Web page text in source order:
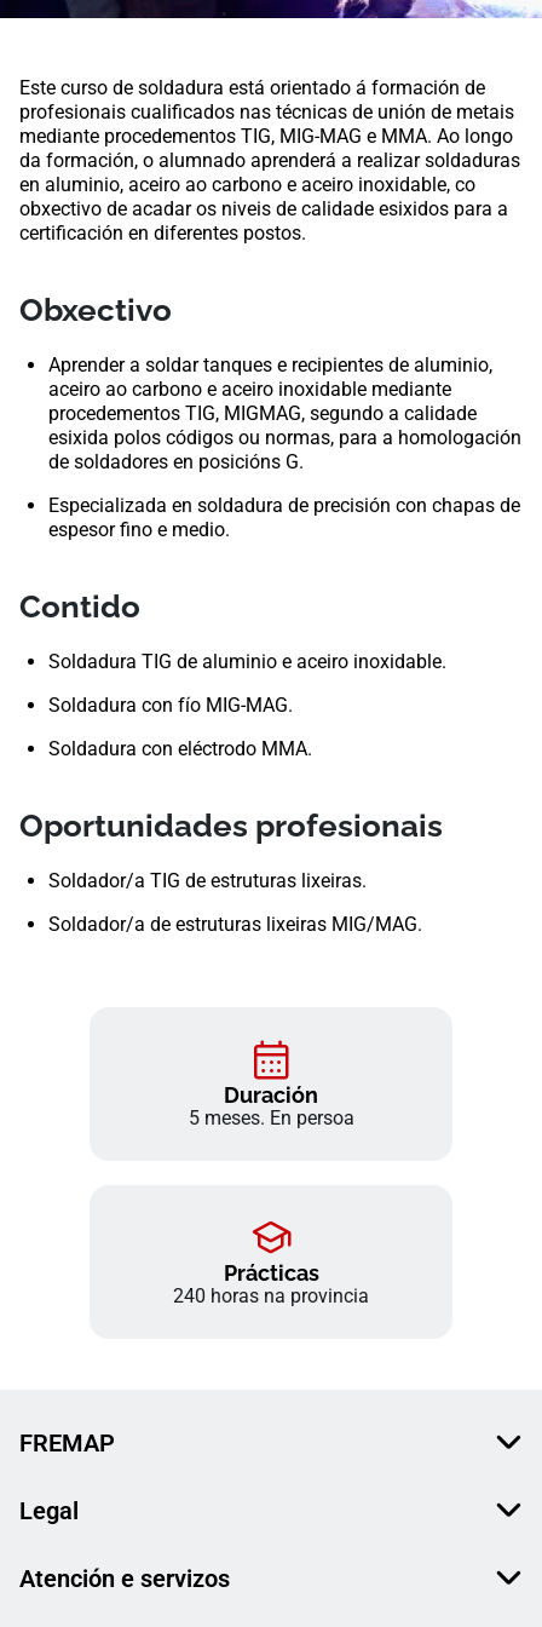
Este curso de soldadura está orientado á formación de
profesionais cualificados nas técnicas de unión de metais
mediante procedementos TIG, MIG-MAG e MMA. Ao longo
da formación, o alumnado aprenderá a realizar soldaduras
en aluminio, aceiro ao carbono e aceiro inoxidable, co
obxectivo de acadar os niveis de calidade esixidos para a
certificación en diferentes postos.
Obxectivo
Aprender a soldar tanques e recipientes de aluminio,
aceiro ao carbono e aceiro inoxidable mediante
procedementos TIG, MIGMAG, segundo a calidade
esixida polos códigos ou normas, para a homologación
de soldadores en posicións G.
Especializada en soldadura de precisión con chapas de
espesor fino e medio.
Contido
Soldadura TIG de aluminio e aceiro inoxidable.
Soldadura con fío MIG-MAG.
Soldadura con eléctrodo MMA.
Oportunidades profesionais
Soldador/a TIG de estruturas lixeiras.
Soldador/a de estruturas lixeiras MIG/MAG.
Duración
5 meses. En persoa
Prácticas
240 horas na provincia
FREMAP
Legal
Atención e servizos